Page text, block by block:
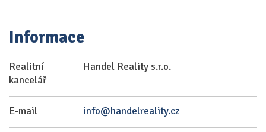
Informace
Realitní
kancelář
Handel Reality s.r.o.
E-mail info@handelreality.cz